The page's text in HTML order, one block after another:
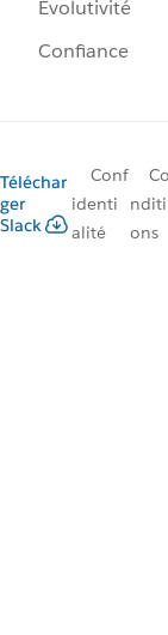
Évolutivité
Confiance
Téléchar
ger
Slack
Conf
identi
alité
Co
nditi
ons